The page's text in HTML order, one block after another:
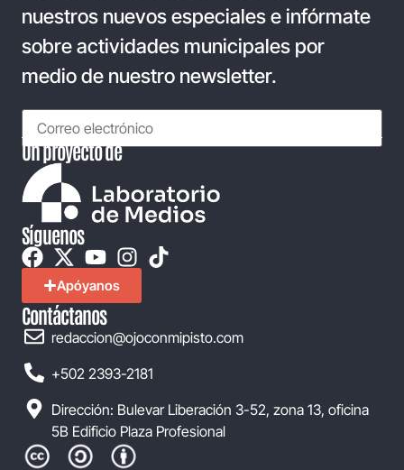
nuestros nuevos especiales e infórmate
sobre actividades municipales por
medio de nuestro newsletter.
Un proyecto de
Síguenos
Apóyanos
Contáctanos
redaccion@ojoconmipisto.com
+502 2393-2181
Dirección: Bulevar Liberación 3-52, zona 13, oficina
5B Edificio Plaza Profesional